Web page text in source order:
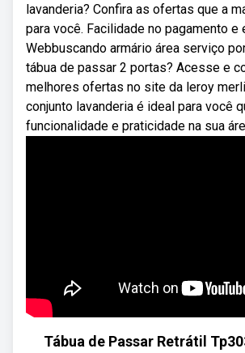
lavanderia? Confira as ofertas que a
para você. Facilidade no pagamento e
Webbuscando armário área serviço
tábua de passar 2 portas? Acesse e
melhores ofertas no site da leroy
conjunto lavanderia é ideal para você
funcionalidade e praticidade na sua
Tábua de Passar Retrátil